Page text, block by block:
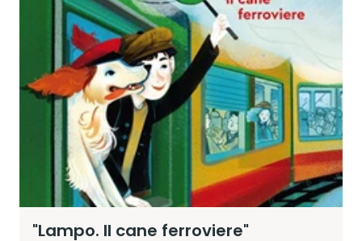
"Lampo. Il cane ferroviere"